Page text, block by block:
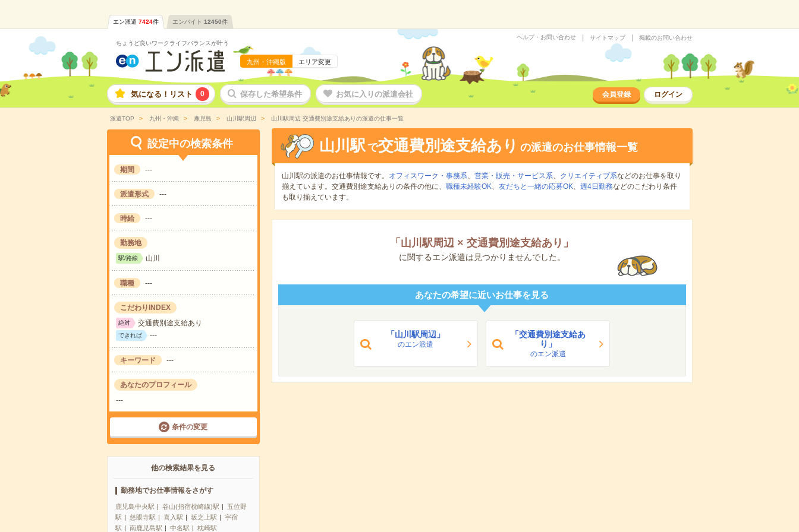
エン派遣 7424件 エンバイト 12450件
ちょうど良いワークライフバランスが叶う
九州・沖縄版 エリア変更
ヘルプ・お問い合わせ サイトマップ 掲載のお問い合わせ
気になる！リスト 0 保存した希望条件 お気に入りの派遣会社 会員登録 ログイン
派遣TOP 九州・沖縄 鹿児島 山川駅周辺 山川駅周辺 交通費別途支給ありの派遣の仕事一覧
設定中の検索条件
期間 ---
派遣形式 ---
時給 ---
勤務地
駅/路線 山川
職種 ---
こだわりINDEX
絶対 交通費別途支給あり
できれば ---
キーワード ---
あなたのプロフィール
---
条件の変更
他の検索結果を見る
勤務地でお仕事情報をさがす
鹿児島中央駅 谷山(指宿枕崎線)駅
五位野
駅
慈眼寺駅 喜入駅 坂之上駅
宇宿
駅
南鹿児島駅 中名駅 枕崎駅
山川駅 で交通費別途支給あり の派遣のお仕事情報一覧
山川駅の派遣のお仕事情報です。 オフィスワーク・事務系、 営業・販売・サービス系、 クリエイティブ系などのお仕事を取り
揃えています。交通費別途支給ありの条件の他に、 職種未経験OK、 友だちと一緒の応募OK、 週4日勤務などのこだわり条件
も取り揃えています。
「 山川駅周辺 × 交通費別途支給あり 」
に関するエン派遣は見つかりませんでした。
あなたの希望に近いお仕事を見る
「山川駅周辺」
のエン派遣
「交通費別途支給あ
り」
のエン派遣